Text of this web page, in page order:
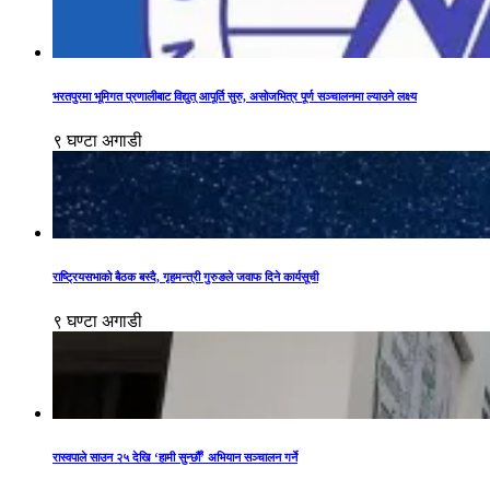
भरतपुरमा भूमिगत प्रणालीबाट विद्युत् आपूर्ति सुरु, असोजभित्र पूर्ण सञ्चालनमा ल्याउने लक्ष्य
९ घण्टा अगाडी
राष्ट्रियसभाको बैठक बस्दै, गृहमन्त्री गुरुङले जवाफ दिने कार्यसूची
९ घण्टा अगाडी
रास्वपाले साउन २५ देखि ‘हामी सुन्छौँ’ अभियान सञ्चालन गर्ने